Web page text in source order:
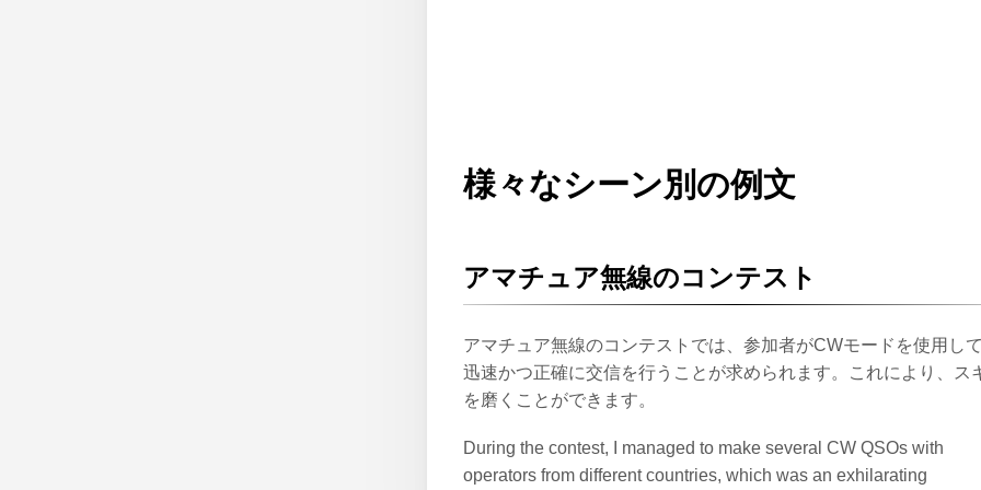
様々なシーン別の例文
アマチュア無線のコンテスト
アマチュア無線のコンテストでは、参加者がCWモードを使用して
迅速かつ正確に交信を行うことが求められます。これにより、ス
を磨くことができます。
During the contest, I managed to make several CW QSOs with
operators from different countries, which was an exhilarating